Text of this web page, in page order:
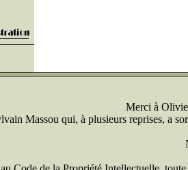
Merci à
Massou qui, à plusieurs reprises, a